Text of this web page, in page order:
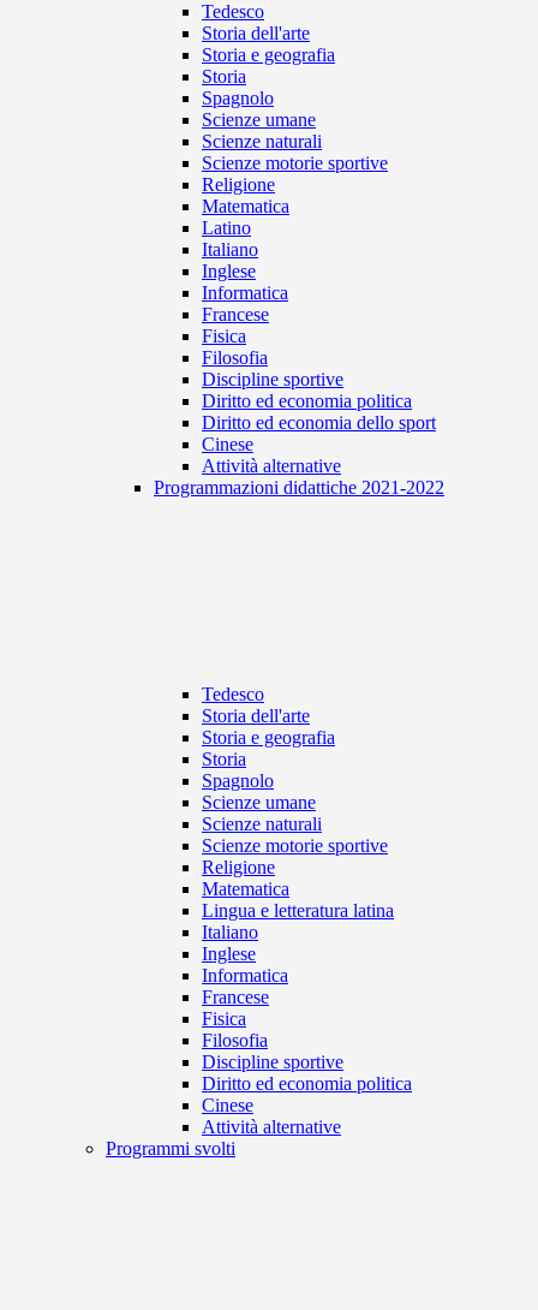
Tedesco
Storia dell'arte
Storia e geografia
Storia
Spagnolo
Scienze umane
Scienze naturali
Scienze motorie sportive
Religione
Matematica
Latino
Italiano
Inglese
Informatica
Francese
Fisica
Filosofia
Discipline sportive
Diritto ed economia politica
Diritto ed economia dello sport
Cinese
Attività alternative
Programmazioni didattiche 2021-2022
Tedesco
Storia dell'arte
Storia e geografia
Storia
Spagnolo
Scienze umane
Scienze naturali
Scienze motorie sportive
Religione
Matematica
Lingua e letteratura latina
Italiano
Inglese
Informatica
Francese
Fisica
Filosofia
Discipline sportive
Diritto ed economia politica
Cinese
Attività alternative
Programmi svolti